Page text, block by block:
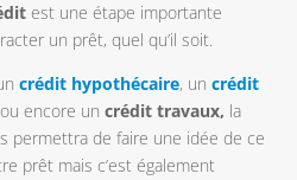
est une étape importante
un prêt, quel qu’il soit.
crédit hypothécaire, uncrédit
ou encore uncrédit travaux, la
permettra de faire une idée de ce
prêt mais c’est également